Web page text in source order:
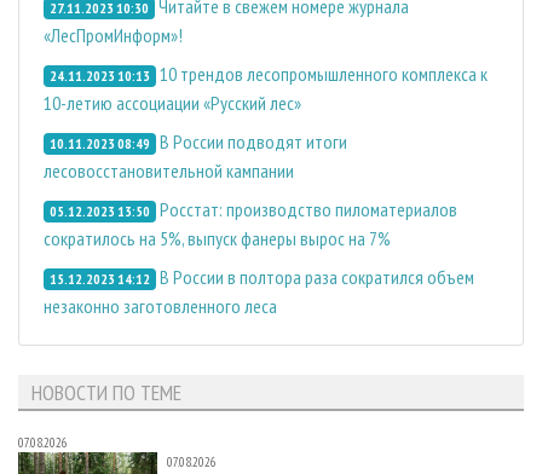
27.11.2023 10:30 Читайте в свежем номере журнала
«ЛесПромИнформ»!
24.11.2023 10:13 10 трендов лесопромышленного комплекса к
10-летию ассоциации «Русский лес»
10.11.2023 08:49 В России подводят итоги
лесовосстановительной кампании
05.12.2023 13:50 Росстат: производство пиломатериалов
сократилось на 5%, выпуск фанеры вырос на 7%
15.12.2023 14:12 В России в полтора раза сократился объем
незаконно заготовленного леса
НОВОСТИ ПО ТЕМЕ
07.08.2026
07.08.2026